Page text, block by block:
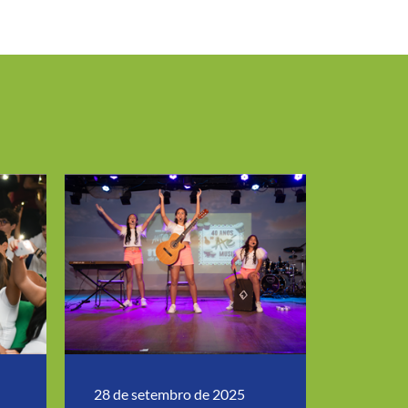
28 de setembro de 2025